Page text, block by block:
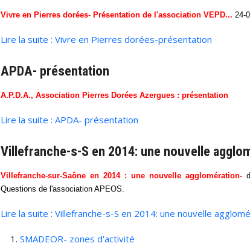
Vivre en Pierres dorées- Présentation de l'association VEPD... 24-
Lire la suite : Vivre en Pierres dorées-présentation
APDA- présentation
A.P.D.A., Association Pierres Dorées Azergues : présentation
Lire la suite : APDA- présentation
Villefranche-s-S en 2014: une nouvelle
Villefranche-sur-Saône en 2014 : une nouvelle agglomération-
Questions de l'association APEOS.
Lire la suite : Villefranche-s-S en 2014: une nouvelle
SMADEOR- zones d'activité